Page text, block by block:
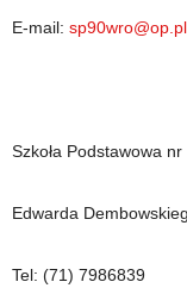
E-mail: sp90wro@op.pl
Szkoła Podstawowa
Edwarda
Tel: (71) 7986839